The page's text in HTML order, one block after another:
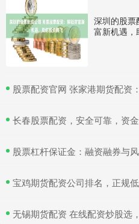
深圳的股票
富新机遇，
股票配资官网 张家港期货配资
长春股票配资，安全可靠，资
股票杠杆保证金：融资融券与
宝鸡期货配资公司排名，正规
无锡期货配资 在线配资炒股选